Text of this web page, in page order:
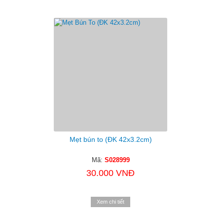
Mẹt bún to (ĐK 42x3.2cm)
Mã: S028999
30.000 VNĐ
Xem chi tiết